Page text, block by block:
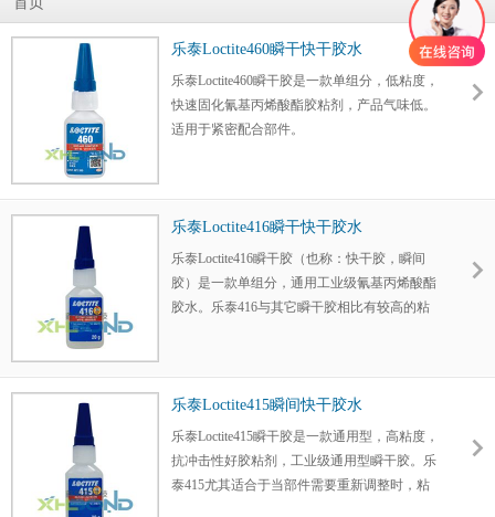
乐泰Loctite460瞬干快干胶水
乐泰Loctite460瞬干胶是一款单组分，低粘度，
快速固化氰基丙烯酸酯胶粘剂，产品气味低。
适用于紧密配合部件。
乐泰Loctite416瞬干快干胶水
乐泰Loctite416瞬干胶（也称：快干胶，瞬间
胶）是一款单组分，通用工业级氰基丙烯酸酯
胶水。乐泰416与其它瞬干胶相比有较高的粘
乐泰Loctite415瞬间快干胶水
乐泰Loctite415瞬干胶是一款通用型，高粘度，
抗冲击性好胶粘剂，工业级通用型瞬干胶。乐
泰415尤其适合于当部件需要重新调整时，粘